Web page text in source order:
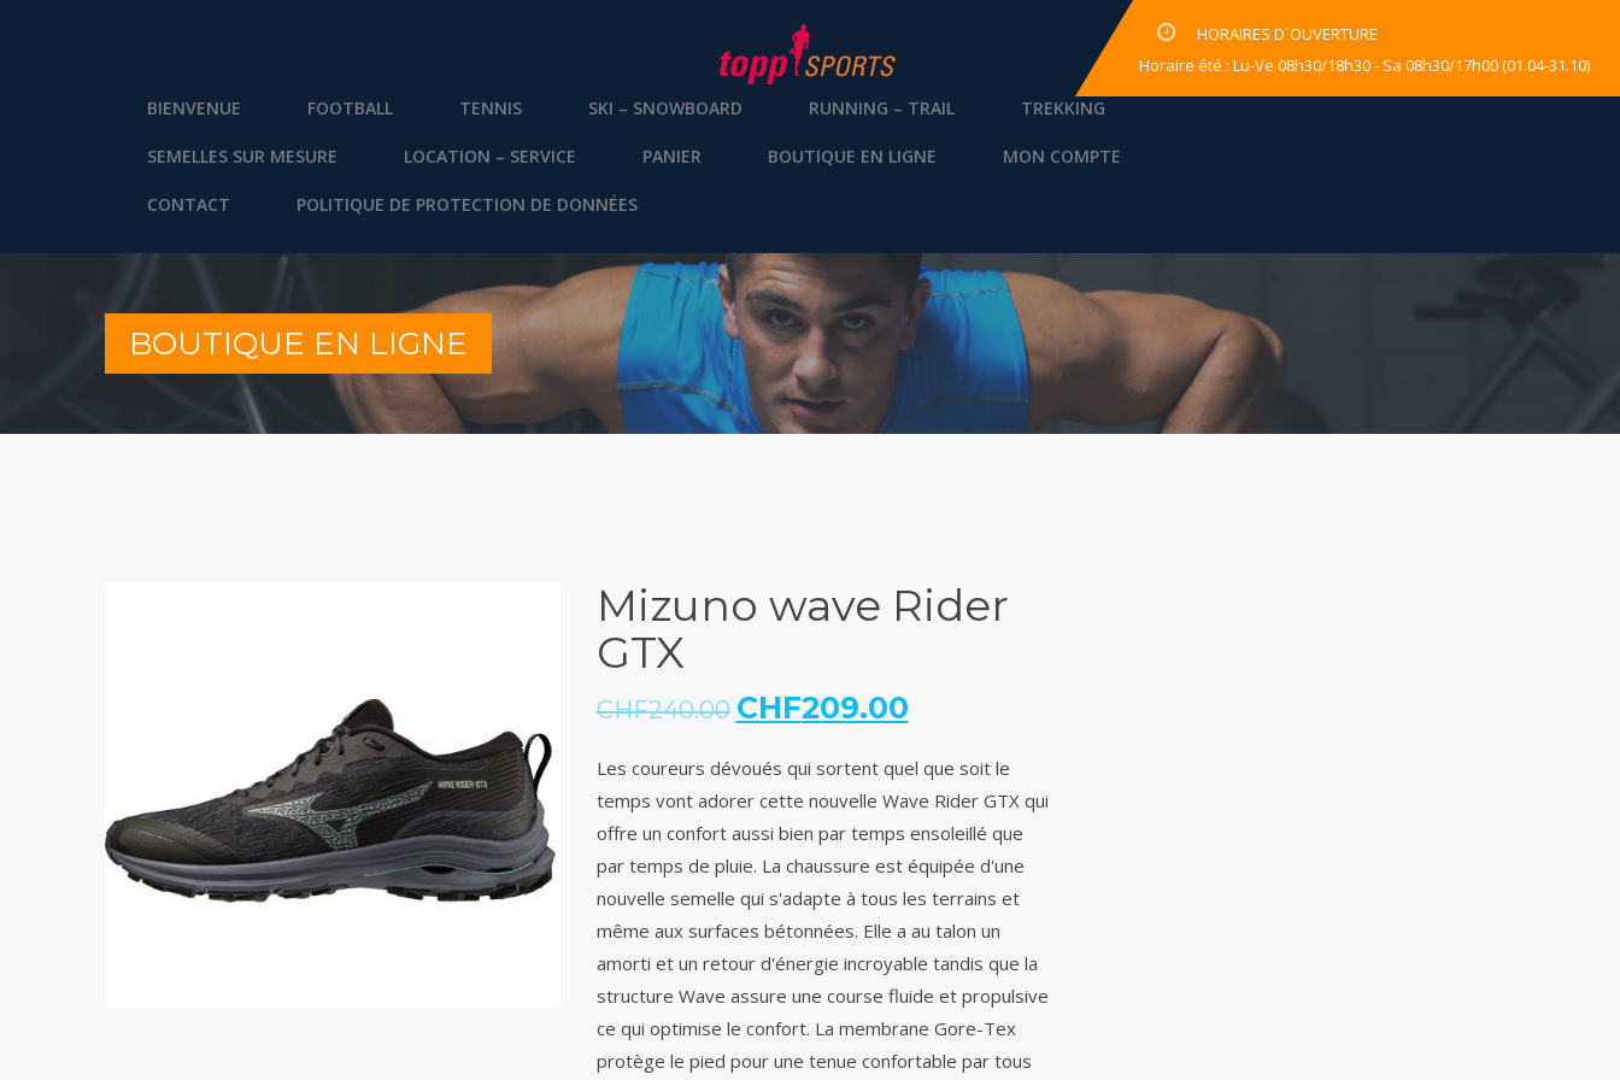
BIENVENUE FOOTBALL TENNIS SKI – SNOWBOARD RUNNING – TRAIL TREKKING
SEMELLES SUR MESURE LOCATION – SERVICE PANIER BOUTIQUE EN LIGNE MON COMPTE
CONTACT POLITIQUE DE PROTECTION DE DONNÉES
HORAIRES D´OUVERTURE
Horaire été : Lu-Ve 08h30/18h30 - Sa 08h30/17h00 (01.04-31.10)
BOUTIQUE EN LIGNE
Mizuno wave Rider
GTX
CHF240.00 CHF209.00
Les coureurs dévoués qui sortent quel que soit le
temps vont adorer cette nouvelle Wave Rider GTX qui
offre un confort aussi bien par temps ensoleillé que
par temps de pluie. La chaussure est équipée d'une
nouvelle semelle qui s'adapte à tous les terrains et
même aux surfaces bétonnées. Elle a au talon un
amorti et un retour d'énergie incroyable tandis que la
structure Wave assure une course fluide et propulsive
ce qui optimise le confort. La membrane Gore-Tex
protège le pied pour une tenue confortable par tous